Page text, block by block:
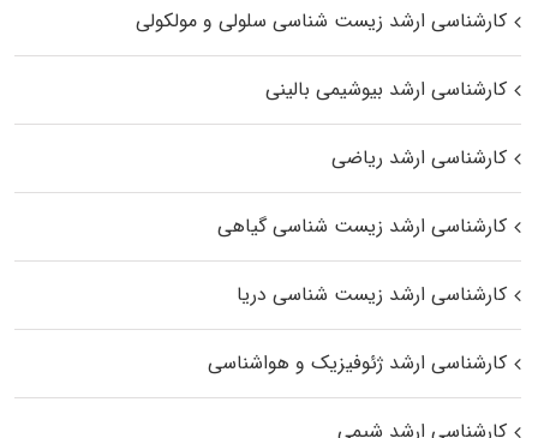
کارشناسی ارشد زیست شناسی سلولی و مولکولی
کارشناسی ارشد بیوشیمی بالینی
کارشناسی ارشد ریاضی
کارشناسی ارشد زیست‌ شناسی گیاهی
کارشناسی ارشد زیست‌ شناسی دریا
کارشناسی ارشد ژئوفیزیک و هواشناسی
کارشناسی ارشد شیمی